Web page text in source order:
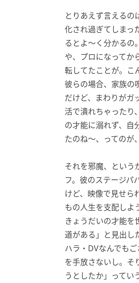
とりあえず言えるの
化され過ぎてしまっ
るとよ〜く分かるの
や、プロになってか
転してたことが。こ
彼らの場合、家族の
だけど、まわりがガ
活で潰れちゃったり
の才能に溺れず、自
たのね〜、ってのが
それを邪魔、という
フ。彼のステージパ
けど、映像で見せら
もの人生を支配しよ
きょうだいの才能を
道がある」と見出し
ハラ・DVなんでも
を手放さないし。そ
うとしたか」ってい